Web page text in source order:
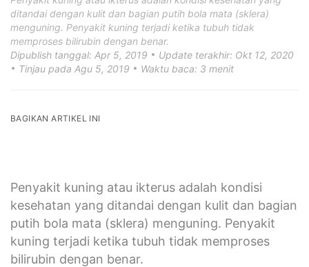
memproses bilirubin dengan benar.
Dipublish tanggal: Apr 5, 2019
Update terakhir: Okt 12, 2020
Tinjau pada Agu 5, 2019
Waktu baca: 3 menit
putih bola mata (sklera) menguning. Penyakit
kuning terjadi ketika tubuh tidak memproses
bilirubin dengan benar.
Penyakit kuning mungkin terjadi karena terjadi